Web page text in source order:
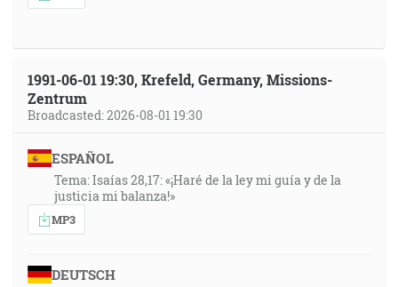
1991-06-01 19:30, Krefeld, Germany, Missions-
Zentrum
Broadcasted: 2026-08-01 19:30
ESPAÑOL
Tema: Isaías 28,17: «¡Haré de la ley mi guía y de la
justicia mi balanza!»
MP3
DEUTSCH